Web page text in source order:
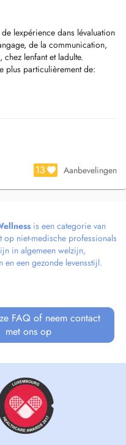
lexpérience dans lévaluation
de la communication,
lenfant et ladulte.
plus particulièrement de:
(aphasie, dysarthrie,
nella valutazione e nel
mi occupo di:
13 Aanbevelingen
is een categorie van
niet-medische professionals
in algemeen welzijn,
en een gezonde levensstijl.
FAQ of neem contact
met ons op